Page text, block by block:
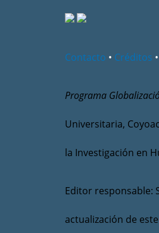
Contacto • Créditos •
Programa
Universitaria,
la Investigación en
Editor responsable:
actualización de